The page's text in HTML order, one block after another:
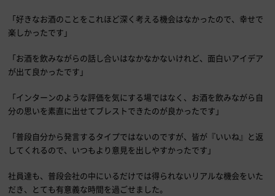
「好きなお酒のことをこれほど深く考える機会はなかったので、幸せで
楽しかったです」
「お酒を飲みながらの話し合いはなかなかないけれど、面白いアイデア
が出て良かったです」
「インターンのような評価を気にする場ではなく、お酒を飲みながら自
分の思いを素直に出せてブレストできたのが良かったです」
「普段自分から発言するタイプではないのですが、皆が『いいね』と返
してくれるので、いつもより意見を出しやすかったです」
社員達も、普段会社の中にいるだけでは得られないリアルな機会をいた
だき、とても有意義な時間を過ごせました。